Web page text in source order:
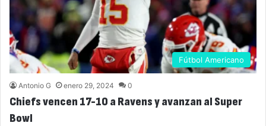
Fútbol Americano
Antonio G enero 29, 2024 0
Chiefs vencen 17-10 a Ravens y avanzan al Super
Bowl